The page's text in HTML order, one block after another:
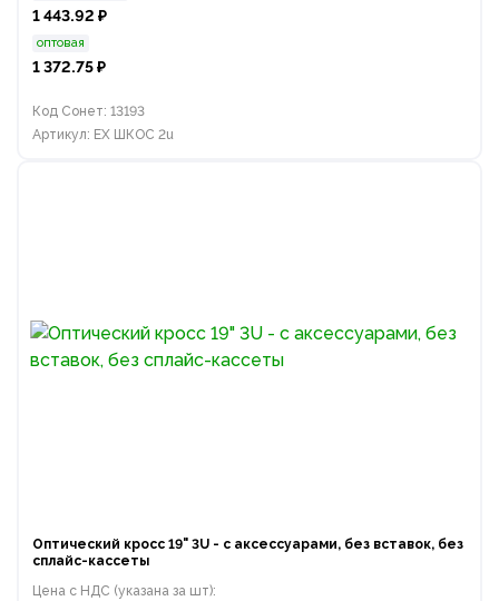
1 443.92 ₽
оптовая
1 372.75 ₽
Код Сонет: 13193
Артикул: EX ШКОС 2u
Оптический кросс 19" 3U - с аксессуарами, без вставок, без
сплайс-кассеты
Цена с НДС (указана за шт):